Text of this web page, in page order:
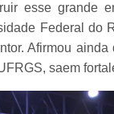
esse grande
Federal do
Afirmou
saem